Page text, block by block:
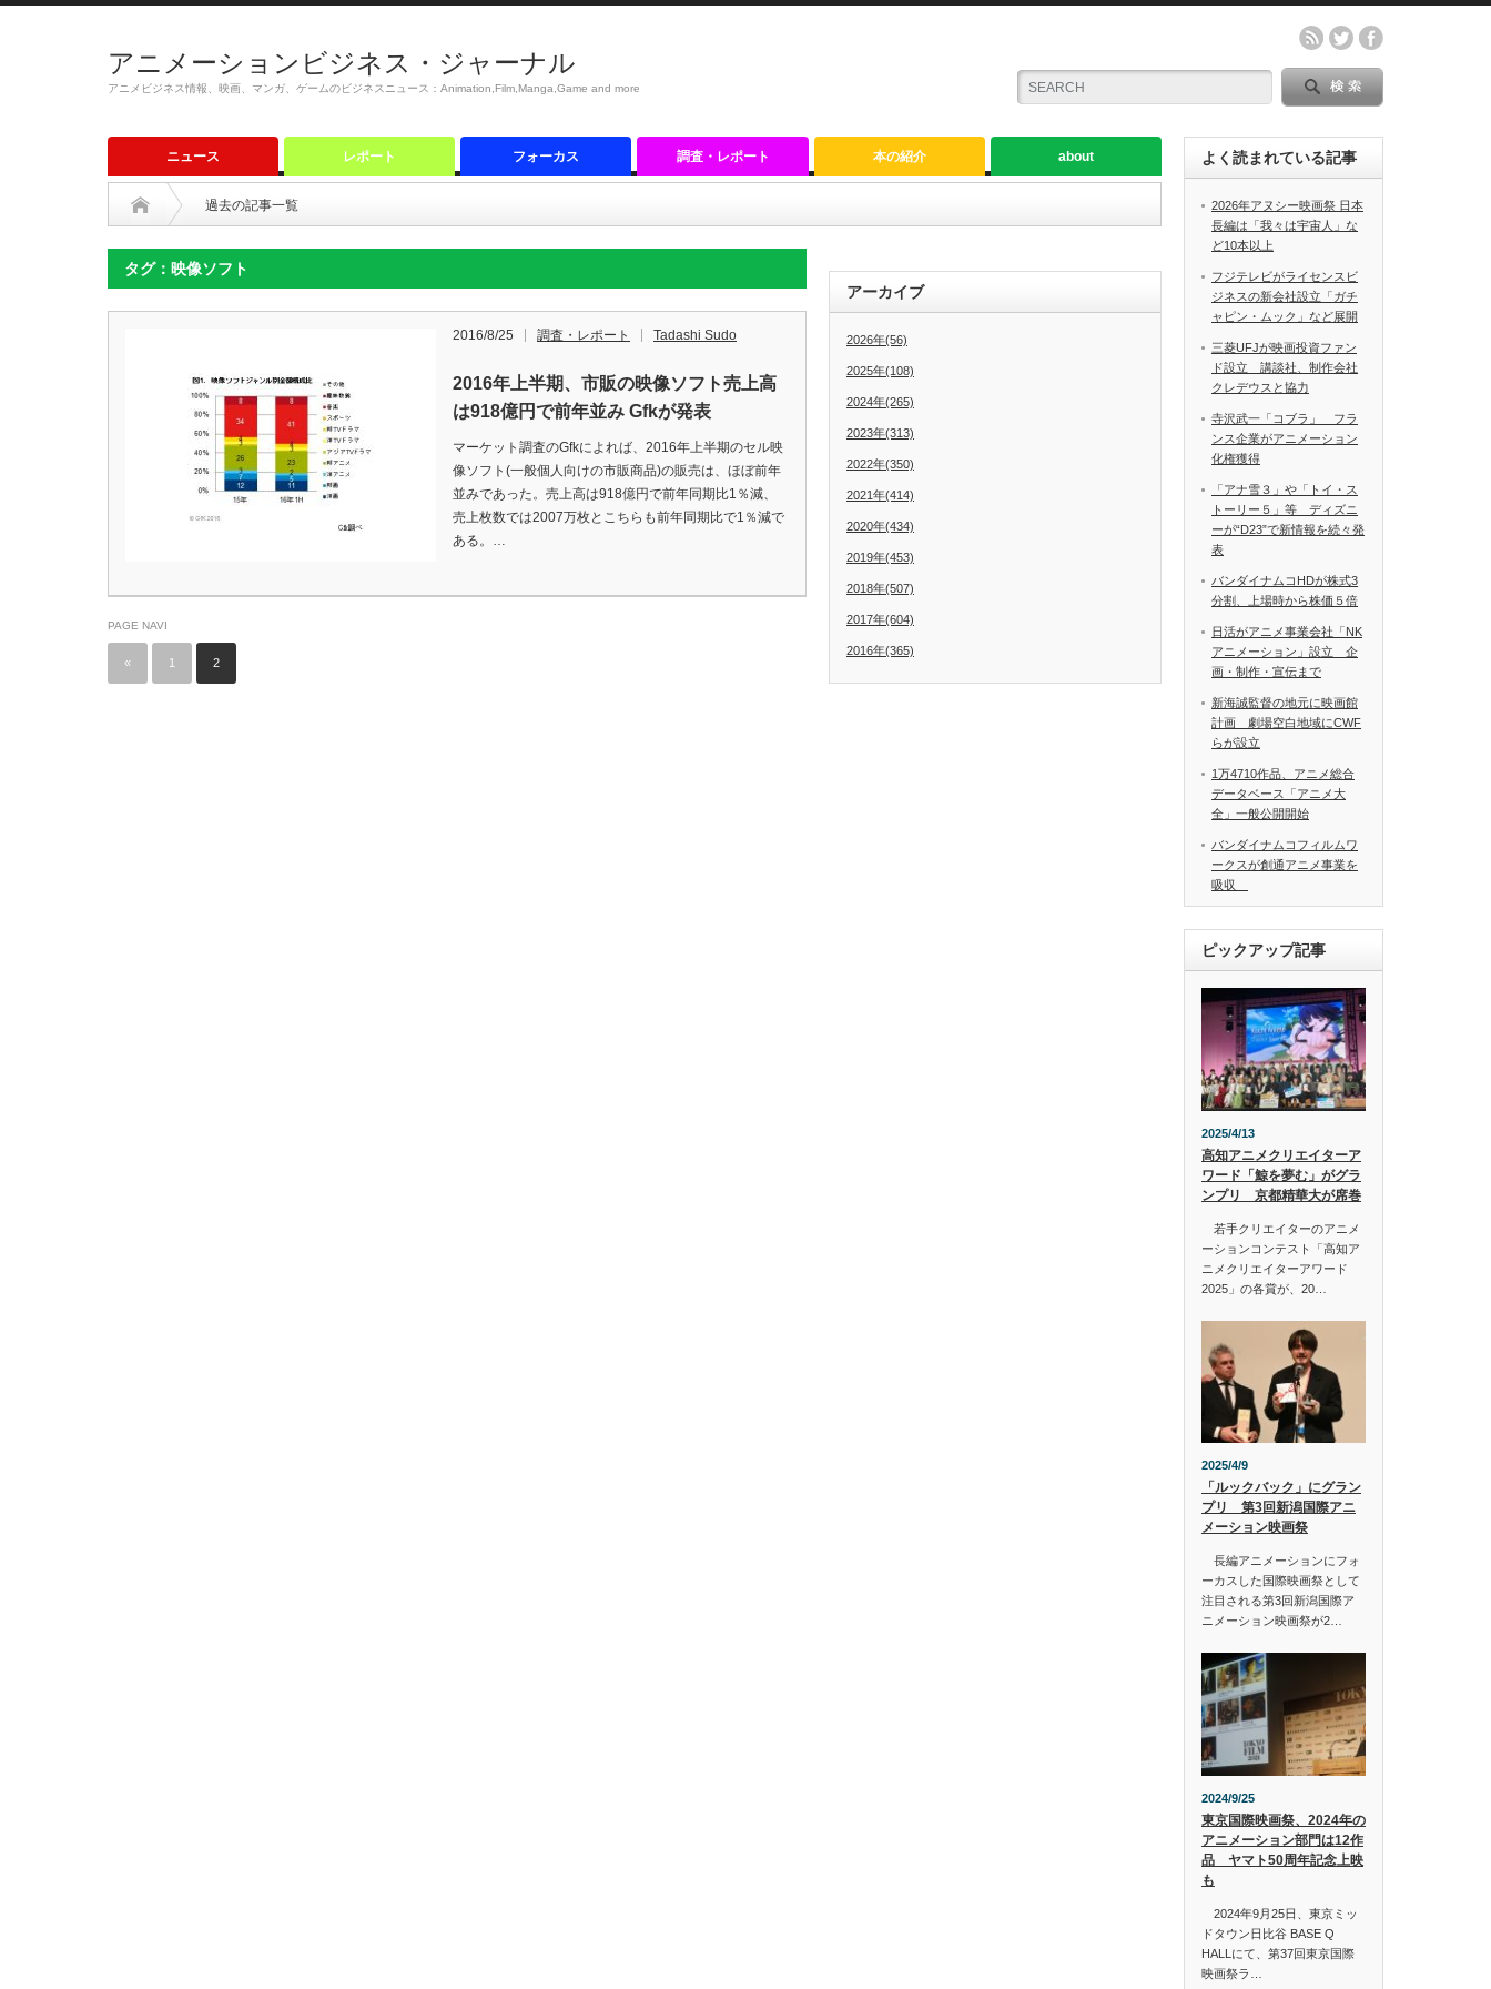
アニメーションビジネス・ジャーナル
アニメビジネス情報、映画、マンガ、ゲームのビジネスニュース：Animation,Film,Manga,Game and more
ニュース レポート フォーカス 調査・レポート 本の紹介 about
過去の記事一覧
タグ：映像ソフト
2016/8/25 調査・レポート Tadashi Sudo
2016年上半期、市販の映像ソフト売上高
は918億円で前年並み Gfkが発表
マーケット調査のGfkによれば、2016年上半期のセル映
像ソフト(一般個人向けの市販商品)の販売は、ほぼ前年
並みであった。売上高は918億円で前年同期比1％減、
売上枚数では2007万枚とこちらも前年同期比で1％減で
ある。…
PAGE NAVI
« 1 2
アーカイブ
2026年(56)
2025年(108)
2024年(265)
2023年(313)
2022年(350)
2021年(414)
2020年(434)
2019年(453)
2018年(507)
2017年(604)
2016年(365)
よく読まれている記事
2026年アヌシー映画祭 日本
長編は「我々は宇宙人」な
ど10本以上
フジテレビがライセンスビ
ジネスの新会社設立「ガチ
ャピン・ムック」など展開
三菱UFJが映画投資ファン
ド設立 講談社、制作会社
クレデウスと協力
寺沢武一「コブラ」 フラ
ンス企業がアニメーション
化権獲得
「アナ雪３」や「トイ・ス
トーリー５」等 ディズニ
ーが“D23”で新情報を続々発
表
バンダイナムコHDが株式3
分割、上場時から株価５倍
日活がアニメ事業会社「NK
アニメーション」設立 企
画・制作・宣伝まで
新海誠監督の地元に映画館
計画 劇場空白地域にCWF
らが設立
1万4710作品、アニメ総合
データベース「アニメ大
全」一般公開開始
バンダイナムコフィルムワ
ークスが創通アニメ事業を
吸収
ピックアップ記事
2025/4/13
高知アニメクリエイターア
ワード「鯨を夢む」がグラ
ンプリ 京都精華大が席巻
若手クリエイターのアニメ
ーションコンテスト「高知ア
ニメクリエイターアワード
2025」の各賞が、20…
2025/4/9
「ルックバック」にグラン
プリ 第3回新潟国際アニ
メーション映画祭
長編アニメーションにフォ
ーカスした国際映画祭として
注目される第3回新潟国際ア
ニメーション映画祭が2…
2024/9/25
東京国際映画祭、2024年の
アニメーション部門は12作
品 ヤマト50周年記念上映
も
2024年9月25日、東京ミッ
ドタウン日比谷 BASE Q
HALLにて、第37回東京国際
映画祭ラ…